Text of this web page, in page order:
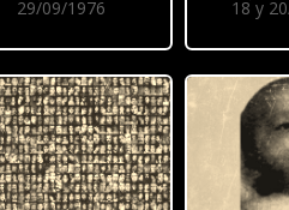
29/09/1976
18 y